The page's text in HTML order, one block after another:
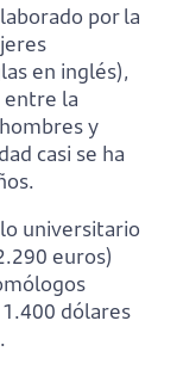
por la
en inglés),
entre la
y
casi se ha
universitario
euros)
dólares